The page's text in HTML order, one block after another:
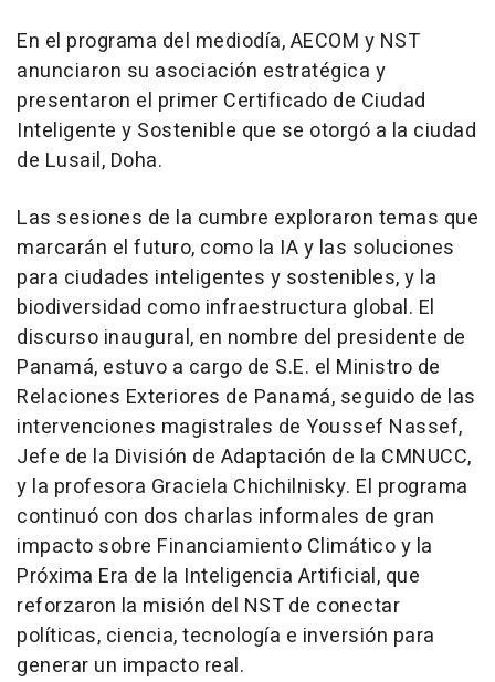
En el programa del mediodía, AECOM y NST
anunciaron su asociación estratégica y
presentaron el primer Certificado de Ciudad
Inteligente y Sostenible que se otorgó a la ciudad
de Lusail, Doha.
Las sesiones de la cumbre exploraron temas que
marcarán el futuro, como la IA y las soluciones
para ciudades inteligentes y sostenibles, y la
biodiversidad como infraestructura global. El
discurso inaugural, en nombre del presidente de
Panamá, estuvo a cargo de S.E. el Ministro de
Relaciones Exteriores de Panamá, seguido de las
intervenciones magistrales de Youssef Nassef,
Jefe de la División de Adaptación de la CMNUCC,
y la profesora Graciela Chichilnisky. El programa
continuó con dos charlas informales de gran
impacto sobre Financiamiento Climático y la
Próxima Era de la Inteligencia Artificial, que
reforzaron la misión del NST de conectar
políticas, ciencia, tecnología e inversión para
generar un impacto real.